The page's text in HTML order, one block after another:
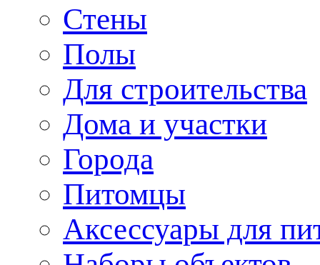
Стены
Полы
Для строительства
Дома и участки
Города
Питомцы
Аксессуары для